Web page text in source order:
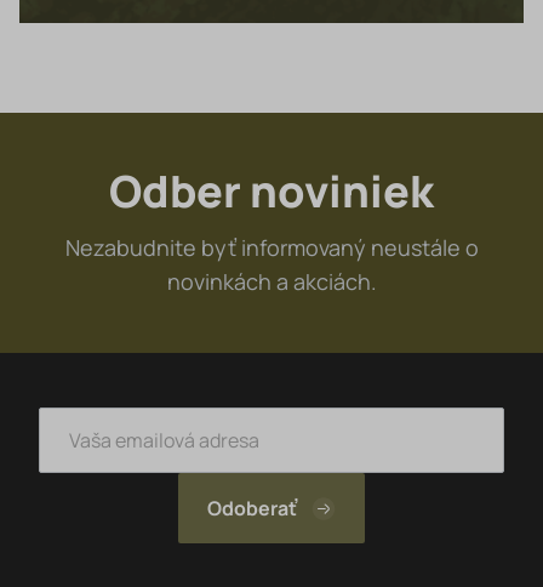
Odber noviniek
Nezabudnite byť informovaný neustále o
novinkách a akciách.